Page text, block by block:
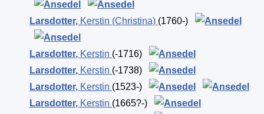
Larsdotter, Kerstin (Christina) (1760-)
Larsdotter, Kerstin (-1716)
Larsdotter, Kerstin (-1738)
Larsdotter, Kerstin (1523-)
Larsdotter, Kerstin (1665?-)